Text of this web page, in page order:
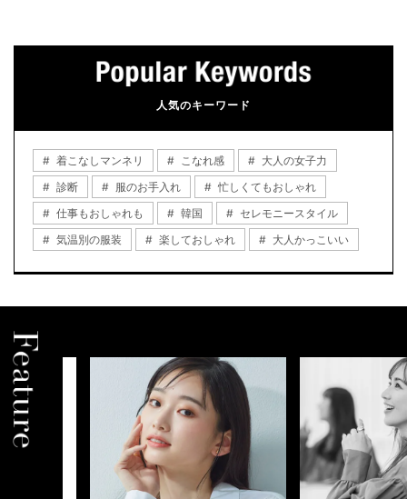
人気のキーワード
着こなしマンネリ こなれ感
大人の女子力
診断
服のお手入れ
忙しくてもおしゃれ
仕事もおしゃれも
韓国
セレモニースタイル
気温別の服装
楽しておしゃれ 大人かっこいい